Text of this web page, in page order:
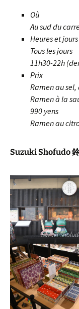
Où
Au sud du
Heures et
Tous les jours
11h30-22h
Prix
Ramen au
Ramen à la
990 yens
Ramen au
Suzuki Shofudo
Suzuki